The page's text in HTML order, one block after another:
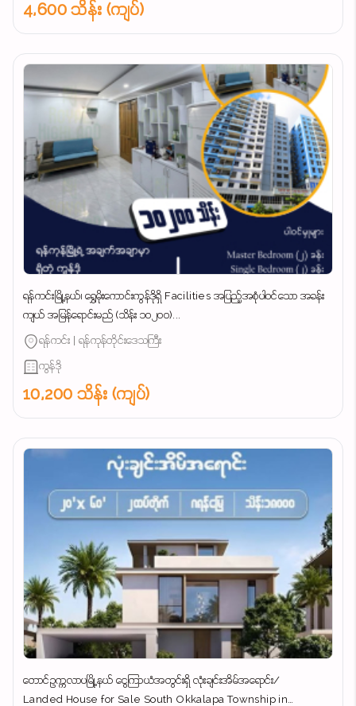
4,600 သိန်း (ကျပ်)
ရန်ကင်းမြို့နယ်၊ ရွှေမိုးကောင်းကွန်ဒိုရှိ Facilities အပြည့်အစုံပါဝင်သော အခန်း
ကျယ် အမြန်ရောင်းမည် (သိန်း ၁၀၂၀၀)...
ရန်ကင်း | ရန်ကုန်တိုင်းဒေသကြီး
ကွန်ဒို
10,200 သိန်း (ကျပ်)
တောင်ဥက္ကလာပမြို့နယ် ​ငွေကြာယံအတွင်းရှိ လုံးချင်းအိမ်အ​ရောင်း/
Landed House for Sale South Okkalapa Township in